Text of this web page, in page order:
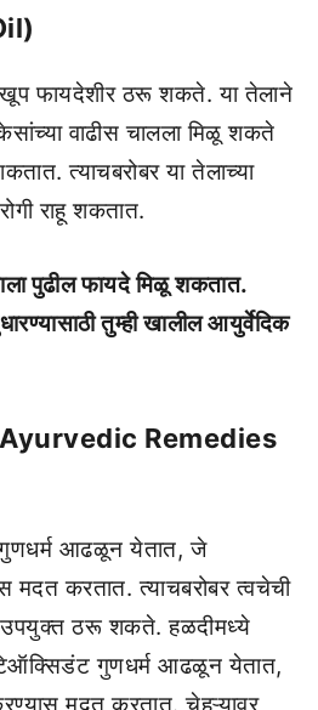
फायदेशीर ठरू शकते. या तेलाने
वाढीस चालला मिळू शकते
त्याचबरोबर या तेलाच्या
राहू शकतात.
पुढील फायदे मिळू शकतात.
तुम्ही खालील आयुर्वेदिक
Remedies
आढळून येतात, जे
मदत करतात. त्याचबरोबर त्वचेची
उपयुक्त ठरू शकते. हळदीमध्ये
गुणधर्म आढळून येतात,